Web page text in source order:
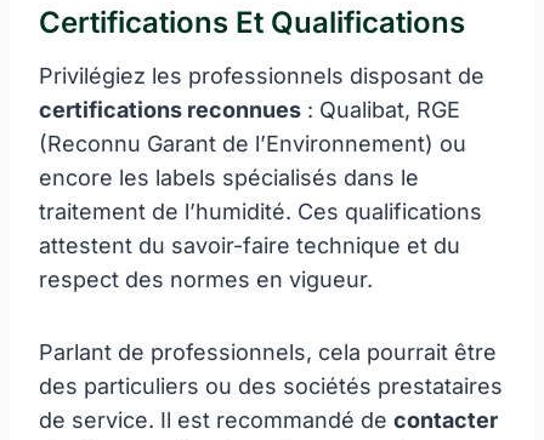
Certifications Et Qualifications
Privilégiez les professionnels disposant de
certifications reconnues : Qualibat, RGE
(Reconnu Garant de l’Environnement) ou
encore les labels spécialisés dans le
traitement de l’humidité. Ces qualifications
attestent du savoir-faire technique et du
respect des normes en vigueur.
Parlant de professionnels, cela pourrait être
des particuliers ou des sociétés prestataires
de service. Il est recommandé de contacter